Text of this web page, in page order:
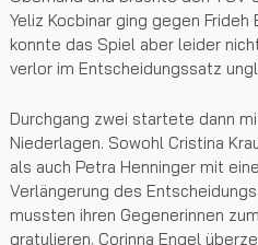
Yeliz Kocbinar ging gegen Frideh
konnte das Spiel aber leider
verlor im Entscheidungssatz
Durchgang zwei startete dann
Niederlagen. Sowohl Cristina
als auch Petra Henninger mit
Verlängerung des
mussten ihren Gegenerinnen
gratulieren. Corinna Engel